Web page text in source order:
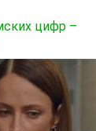
цифр –